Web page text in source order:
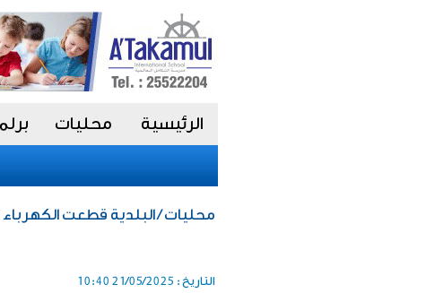
الرئيسية محليات
محليات / البلدية قطعت الكهرباء عن 5 عقارات
التاريخ : 21/05/2025 10:40